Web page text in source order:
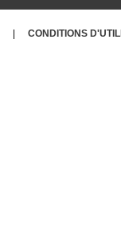
CONDITIONS